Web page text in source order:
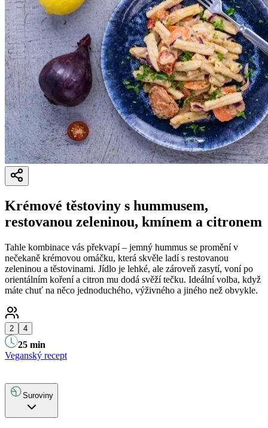
Krémové těstoviny s hummusem,
restovanou zeleninou, kmínem a citronem
Tahle kombinace vás překvapí – jemný hummus se promění v
nečekaně krémovou omáčku, která skvěle ladí s restovanou
zeleninou a těstovinami. Jídlo je lehké, ale zároveň zasytí, voní po
orientálním koření a citron mu dodá svěží tečku. Ideální volba, když
máte chuť na něco jednoduchého, výživného a jiného než obvykle.
2 4
25 min
Veganský recept
Suroviny